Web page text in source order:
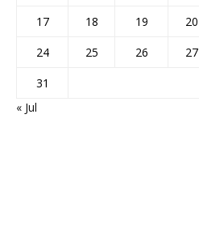
17
18 19 20
24
25 26 27
31
« Jul